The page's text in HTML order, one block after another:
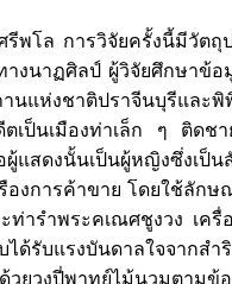
พโล การวิจัยครั้งนี้มีวัตถุ
งนาฏศิลป์ ผู้วิจัยศึกษาข้อ
นแห่งชาติปราจีนบุรีแล
เป็นเมืองท่าเล็ก ๆ ติด
แสดงนั้นเป็นผู้หญิงซึ่งเป็
รืองการค้าขาย โดยใช้
ำพระคเณศชูงวง เครื่อ
ได้รับแรงบันดาลใจจาก
วยวงปี่พาทย์ไม้นวมตาม